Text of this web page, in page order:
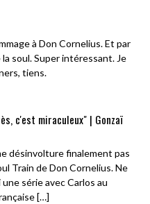
à Don Cornelius. Et par
la soul. Super intéressant. Je
tiens.
c'est miraculeux" | Gonzaï
désinvolture finalement pas
Train de Don Cornelius. Ne
série avec Carlos au
[…]